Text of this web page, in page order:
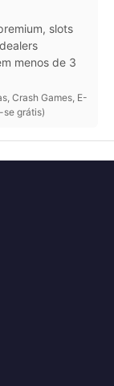
slots
menos de 3
Crash Games, E-
se grátis)